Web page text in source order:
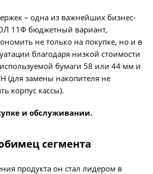
– одна из важнейших бизнес-
11Ф бюджетный вариант,
не только на покупке, но и в
благодаря низкой стоимости
бумаги 58 или 44 мм и
(для замены накопителя не
корпус кассы).
и обслуживании.
сегмента
продукта он стал лидером в